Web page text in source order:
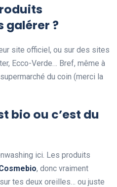
galérer ?
site officiel, ou sur des sites
Ecco-Verde… Bref, même à
du coin (merci la
bio ou c’est du
ici. Les produits
, donc vraiment
tes deux oreilles… ou juste